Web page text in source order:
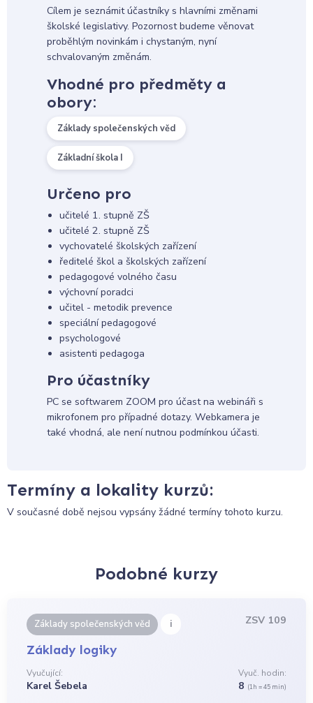
Cílem je seznámit účastníky s hlavními změnami
školské legislativy. Pozornost budeme věnovat
proběhlým novinkám i chystaným, nyní
schvalovaným změnám.
Vhodné pro předměty a
obory:
Základy společenských věd
Základní škola I
Určeno pro
učitelé 1. stupně ZŠ
učitelé 2. stupně ZŠ
vychovatelé školských zařízení
ředitelé škol a školských zařízení
pedagogové volného času
výchovní poradci
učitel - metodik prevence
speciální pedagogové
psychologové
asistenti pedagoga
Pro účastníky
PC se softwarem ZOOM pro účast na webináři s
mikrofonem pro případné dotazy. Webkamera je
také vhodná, ale není nutnou podmínkou účasti.
Termíny a lokality kurzů:
V současné době nejsou vypsány žádné termíny tohoto kurzu.
Podobné kurzy
Základy společenských věd i ZSV 109
Základy logiky
Vyučující:
Karel Šebela
Vyuč. hodin:
8 (1h = 45 min)